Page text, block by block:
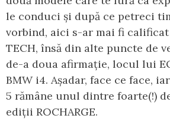
le conduci și după ce petreci
vorbind, aici s-ar mai fi calificat
TECH, însă din alte puncte de
de-a doua afirmație, locul lui
BMW i4. Așadar, face ce face,
5 rămâne unul dintre foarte(!)
ediții ROCHARGE.